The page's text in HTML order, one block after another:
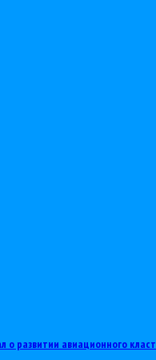
о развитии авиационного